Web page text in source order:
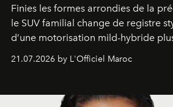
Finies les formes arrondies de la
le SUV familial change de registre
d’une motorisation mild-hybride
économe. à n’en pas douter, le
gagné en maturité.
21.07.2026 by L'Officiel Maroc